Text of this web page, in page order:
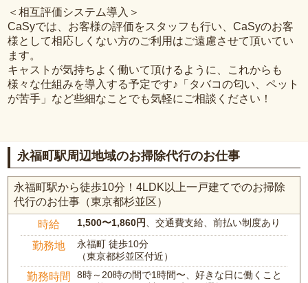
＜相互評価システム導入＞
CaSyでは、お客様の評価をスタッフも行い、CaSyのお客
様として相応しくない方のご利用はご遠慮させて頂いてい
ます。
キャストが気持ちよく働いて頂けるように、これからも
様々な仕組みを導入する予定です♪「タバコの匂い、ペット
が苦手」など些細なことでも気軽にご相談ください！
永福町駅周辺地域のお掃除代行のお仕事
永福町駅から徒歩10分！4LDK以上一戸建てでのお掃除
代行のお仕事（東京都杉並区）
時給 1,500〜1,860円、交通費支給、前払い制度あり
勤務地
永福町 徒歩10分
（東京都杉並区付近）
勤務時間
8時～20時の間で1時間〜、好きな日に働くこと